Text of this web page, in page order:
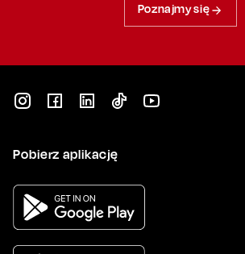
Poznajmy się
Pobierz aplikację